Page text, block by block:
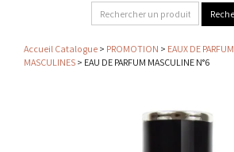
Accueil Catalogue > PROMOTION > EAUX DE PARFUM
MASCULINES > EAU DE PARFUM MASCULINE N°6